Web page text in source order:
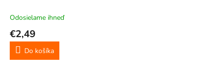
Odosielame ihneď
€2,49
Do košíka